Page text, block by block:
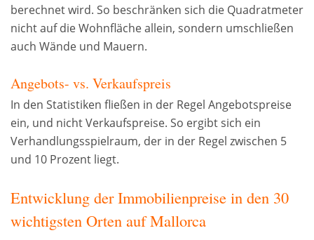
berechnet wird. So beschränken sich die Quadratmeter
nicht auf die Wohnfläche allein, sondern umschließen
auch Wände und Mauern.
Angebots- vs. Verkaufspreis
In den Statistiken fließen in der Regel Angebotspreise
ein, und nicht Verkaufspreise. So ergibt sich ein
Verhandlungsspielraum, der in der Regel zwischen 5
und 10 Prozent liegt.
Entwicklung der Immobilienpreise in den 30
wichtigsten Orten auf Mallorca